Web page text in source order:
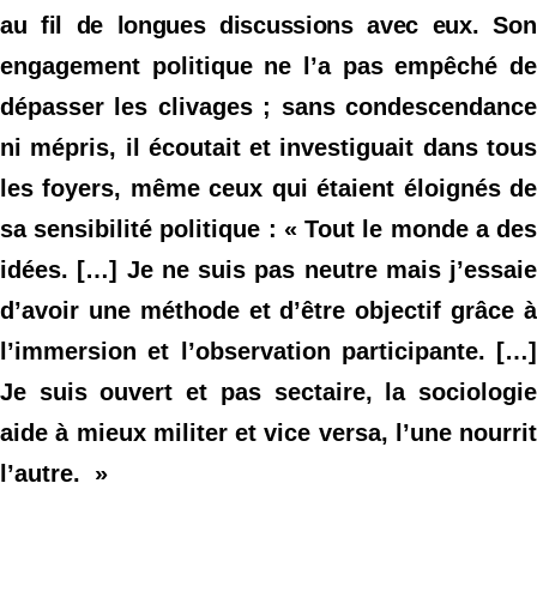
au fil de longues discussions avec eux. Son
engagement politique ne l’a pas empêché de
dépasser les clivages ; sans condescendance
ni mépris, il écoutait et investiguait dans tous
les foyers, même ceux qui étaient éloignés de
sa sensibilité politique : « Tout le monde a des
idées. […] Je ne suis pas neutre mais j’essaie
d’avoir une méthode et d’être objectif grâce à
l’immersion et l’observation participante. […]
Je suis ouvert et pas sectaire, la sociologie
aide à mieux militer et vice versa, l’une nourrit
l’autre. »